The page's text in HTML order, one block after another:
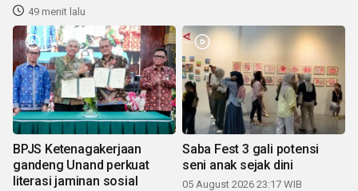
49 menit lalu
BPJS Ketenagakerjaan
gandeng Unand perkuat
literasi jaminan sosial
Saba Fest 3 gali potensi
seni anak sejak dini
05 August 2026 23:17 WIB